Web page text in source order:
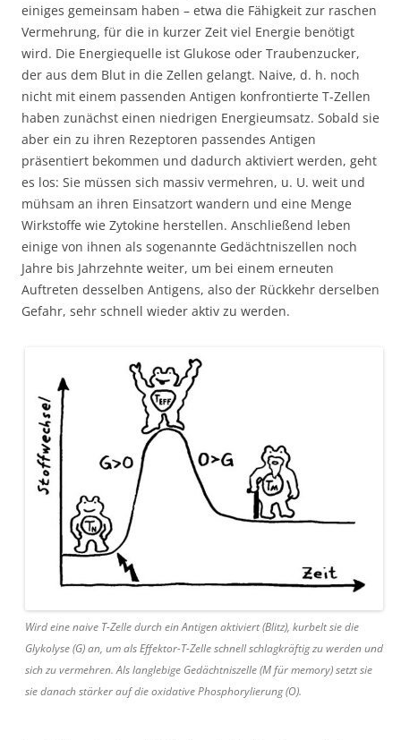
einiges gemeinsam haben – etwa die Fähigkeit zur raschen
Vermehrung, für die in kurzer Zeit viel Energie benötigt
wird. Die Energiequelle ist Glukose oder Traubenzucker,
der aus dem Blut in die Zellen gelangt. Naive, d. h. noch
nicht mit einem passenden Antigen konfrontierte T-Zellen
haben zunächst einen niedrigen Energieumsatz. Sobald sie
aber ein zu ihren Rezeptoren passendes Antigen
präsentiert bekommen und dadurch aktiviert werden, geht
es los: Sie müssen sich massiv vermehren, u. U. weit und
mühsam an ihren Einsatzort wandern und eine Menge
Wirkstoffe wie Zytokine herstellen. Anschließend leben
einige von ihnen als sogenannte Gedächtniszellen noch
Jahre bis Jahrzehnte weiter, um bei einem erneuten
Auftreten desselben Antigens, also der Rückkehr derselben
Gefahr, sehr schnell wieder aktiv zu werden.
Wird eine naive T-Zelle durch ein Antigen aktiviert (Blitz), kurbelt sie die
Glykolyse (G) an, um als Effektor-T-Zelle schnell schlagkräftig zu werden und
sich zu vermehren. Als langlebige Gedächtniszelle (M für memory) setzt sie
sie danach stärker auf die oxidative Phosphorylierung (O).